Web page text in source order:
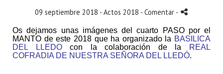
09 septiembre 2018 - Actos 2018 - Comentar -
Os dejamos unas imágenes del cuarto PASO por el
MANTO de este 2018 que ha organizado la BASILICA
DEL LLEDOcon la colaboración de la
REAL
COFRADIA DE NUESTRA SEÑORA DEL LLEDÓ.